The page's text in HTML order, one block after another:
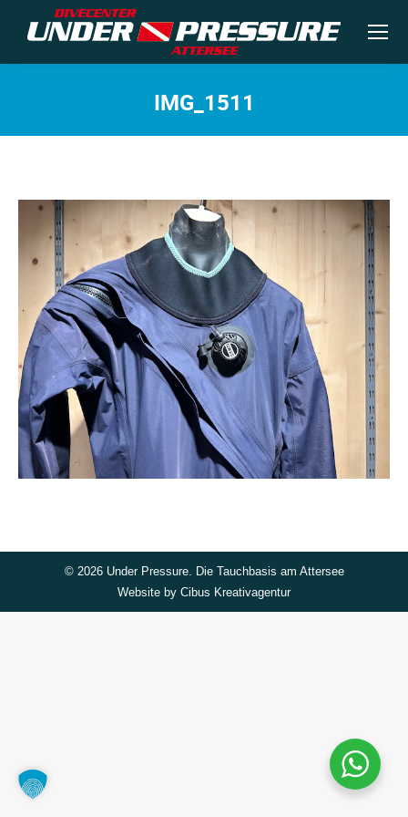
IMG_1511
© 2026 Under Pressure. Die Tauchbasis am Attersee
Website by Cibus Kreativagentur